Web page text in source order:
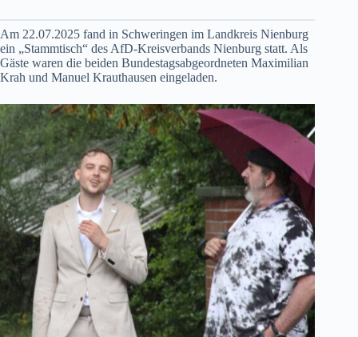
Am 22.07.2025 fand in Schweringen im Landkreis Nienburg
ein „Stammtisch“ des AfD-Kreisverbands Nienburg statt. Als
Gäste waren die beiden Bundestagsabgeordneten Maximilian
Krah und Manuel Krauthausen eingeladen.